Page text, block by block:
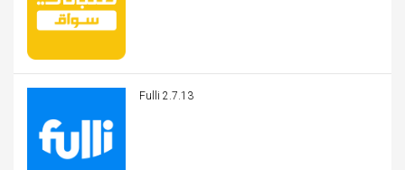
Fulli 2.7.13